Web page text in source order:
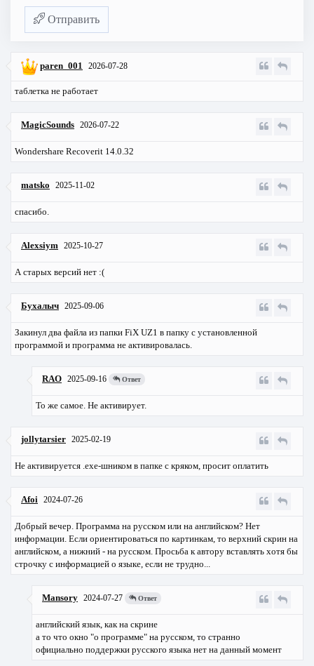
Отправить
paren_001 2026-07-28
таблетка не работает
MagicSounds 2026-07-22
Wondershare Recoverit 14.0.32
matsko 2025-11-02
спасибо.
Alexsiym 2025-10-27
А старых версий нет :(
Бухалыч 2025-09-06
Закинул два файла из папки FiX UZ1 в папку с установленной
программой и программа не активировалась.
RAO 2025-09-16 Ответ
То же самое. Не активирует.
jollytarsier 2025-02-19
Не активируется .exe-шником в папке с кряком, просит оплатить
Afoi 2024-07-26
Добрый вечер. Программа на русском или на английском? Нет
информации. Если ориентироваться по картинкам, то верхний скрин на
английском, а нижний - на русском. Просьба к автору вставлять хотя бы
строчку с информацией о языке, если не трудно...
Mansory 2024-07-27 Ответ
английский язык, как на скрине
а то что окно "о программе" на русском, то странно
официально поддержки русского языка нет на данный момент